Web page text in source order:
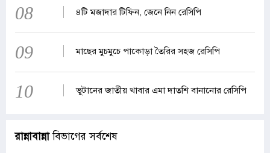
08 ৪টি মজাদার টিফিন, জেনে নিন রেসিপি
09 মাছের মুচমুচে পাকোড়া তৈরির সহজ রেসিপি
10 ভুটানের জাতীয় খাবার এমা দাতশি বানানোর রেসিপি
রান্নাবান্নাবিভাগের সর্বশেষ